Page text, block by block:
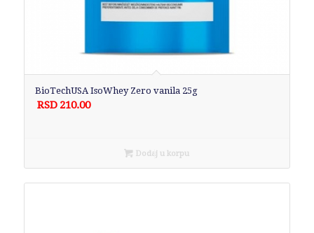
BioTechUSA IsoWhey Zero vanila 25g
RSD 210.00
Dodaj u korpu